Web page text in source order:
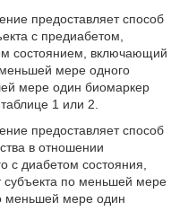
предоставляет способ
с предиабетом,
состоянием, включающий
мере одного
мере один биомаркер
1 или 2.
предоставляет способ
в отношении
с диабетом состояния,
по меньшей мере
меньшей мере один